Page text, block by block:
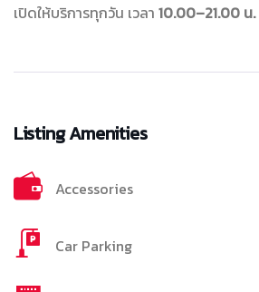
เปิดให้บริการทุกวัน เวลา 10.00–21.00 น.
Listing Amenities
Accessories
Car Parking